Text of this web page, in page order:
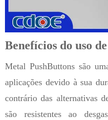
Benefícios do uso
Metal PushButtons são
aplicações devido à sua
contrário das alternativas
são resistentes ao